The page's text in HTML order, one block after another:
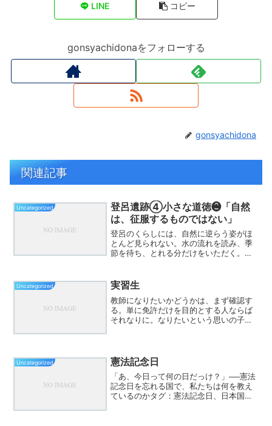
LINE コピー
gonsyachidonaをフォローする
gonsyachidona
関連記事
Uncategorized
登呂遺跡④小さな道徳❷「自然
は、征服するものではない」
登呂のくらしには、自然に逆らう姿がほ
とんど見られない。水の流れを読み、季
節を待ち、とれる分だけをいただく。自
が怒ったら、今の私たちの生活はどうな
るだろう？
Uncategorized 実習生
教師になりたいかどうかは、まず確認す
る。単に免許だけを目的とする人ならば
それなりに。なりたいという思いの子に
Uncategorized 憲法記念日
「あ、今日って何の日だっけ？」──憲法
記念日を忘れる国で、私たちは何を教え
ているのかタグ：憲法記念日、日本国憲